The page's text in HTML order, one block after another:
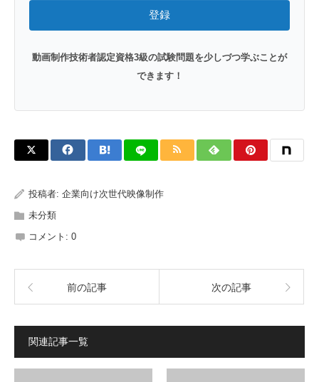
登録
動画制作技術者認定資格3級の試験問題を少しづつ学ぶことが
できます！
投稿者: 企業向け次世代映像制作
未分類
コメント: 0
前の記事 次の記事
関連記事一覧